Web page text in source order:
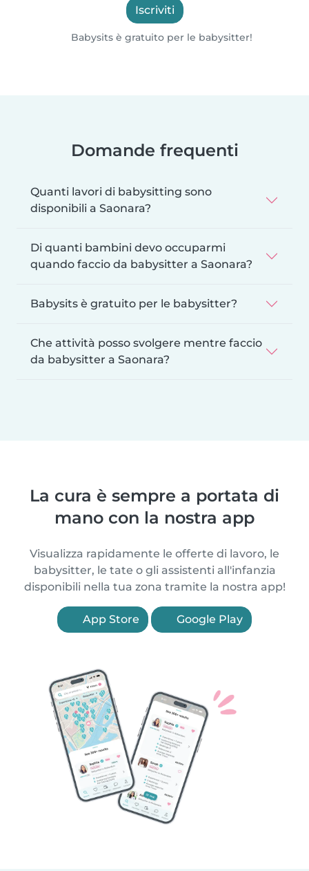
Iscriviti
Babysits è gratuito per le babysitter!
Domande frequenti
Quanti lavori di babysitting sono
disponibili a Saonara?
Di quanti bambini devo occuparmi
quando faccio da babysitter a Saonara?
Babysits è gratuito per le babysitter?
Che attività posso svolgere mentre faccio
da babysitter a Saonara?
La cura è sempre a portata di
mano con la nostra app
Visualizza rapidamente le offerte di lavoro, le
babysitter, le tate o gli assistenti all'infanzia
disponibili nella tua zona tramite la nostra app!
App Store Google Play